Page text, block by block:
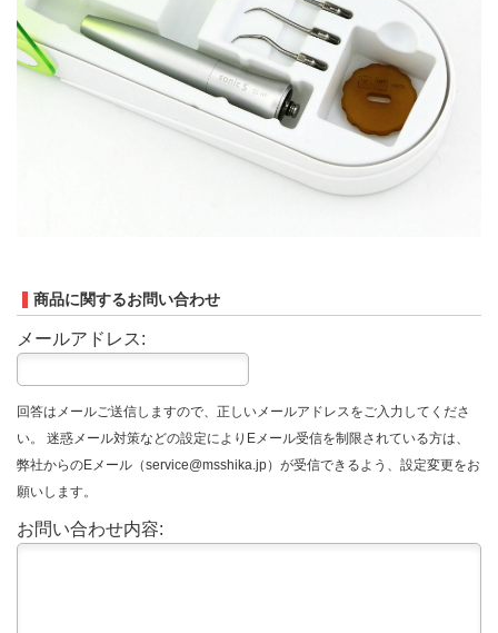
商品に関するお問い合わせ
メールアドレス:
回答はメールご送信しますので、正しいメールアドレスをご入力してくださ
い。 迷惑メール対策などの設定によりEメール受信を制限されている方は、
弊社からのEメール（service@msshika.jp）が受信できるよう、設定変更をお
願いします。
お問い合わせ内容: